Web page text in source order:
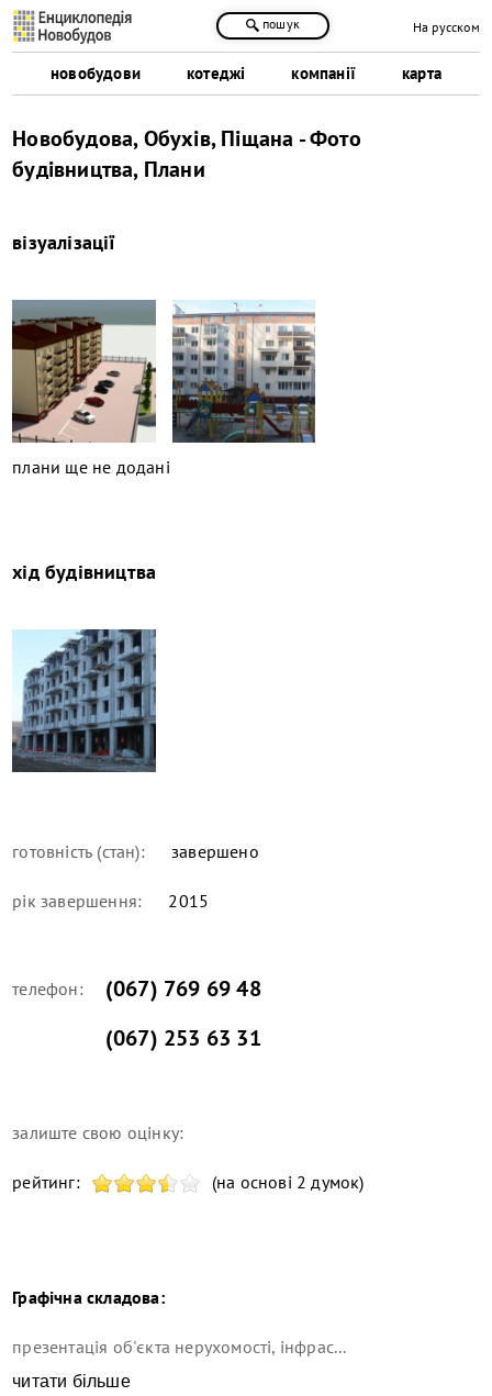
новобудови котеджі компанії карта
пошук На русском
Новобудова, Обухів, Піщана - Фото
будівництва, Плани
візуалізації
плани ще не додані
хід будівництва
готовність (стан): завершено
рік завершення: 2015
телефон:
(067) 769 69 48
(067) 253 63 31
залиште свою оцінку:
рейтинг: (на основі 2 думок)
Графічна складова:
презентація об'єкта нерухомості, інфрас...
читати більше